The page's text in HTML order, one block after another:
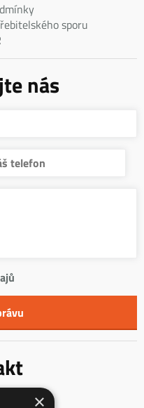
sporu
nás
×